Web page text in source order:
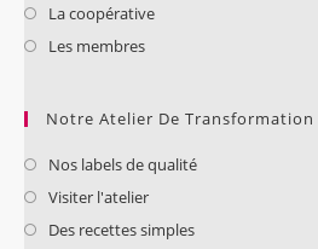
La coopérative
Les membres
Notre Atelier De Transformation
Nos labels de qualité
Visiter l'atelier
Des recettes simples